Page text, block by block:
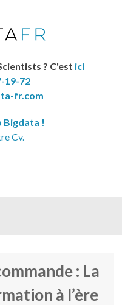
? C'est ici
19-72
fr.com
Bigdata !
Cv.
: La
à l’ère